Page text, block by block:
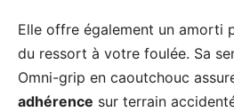
Elle offre également un amorti
du ressort à votre foulée. Sa
Omni-grip en caoutchouc
adhérence sur terrain